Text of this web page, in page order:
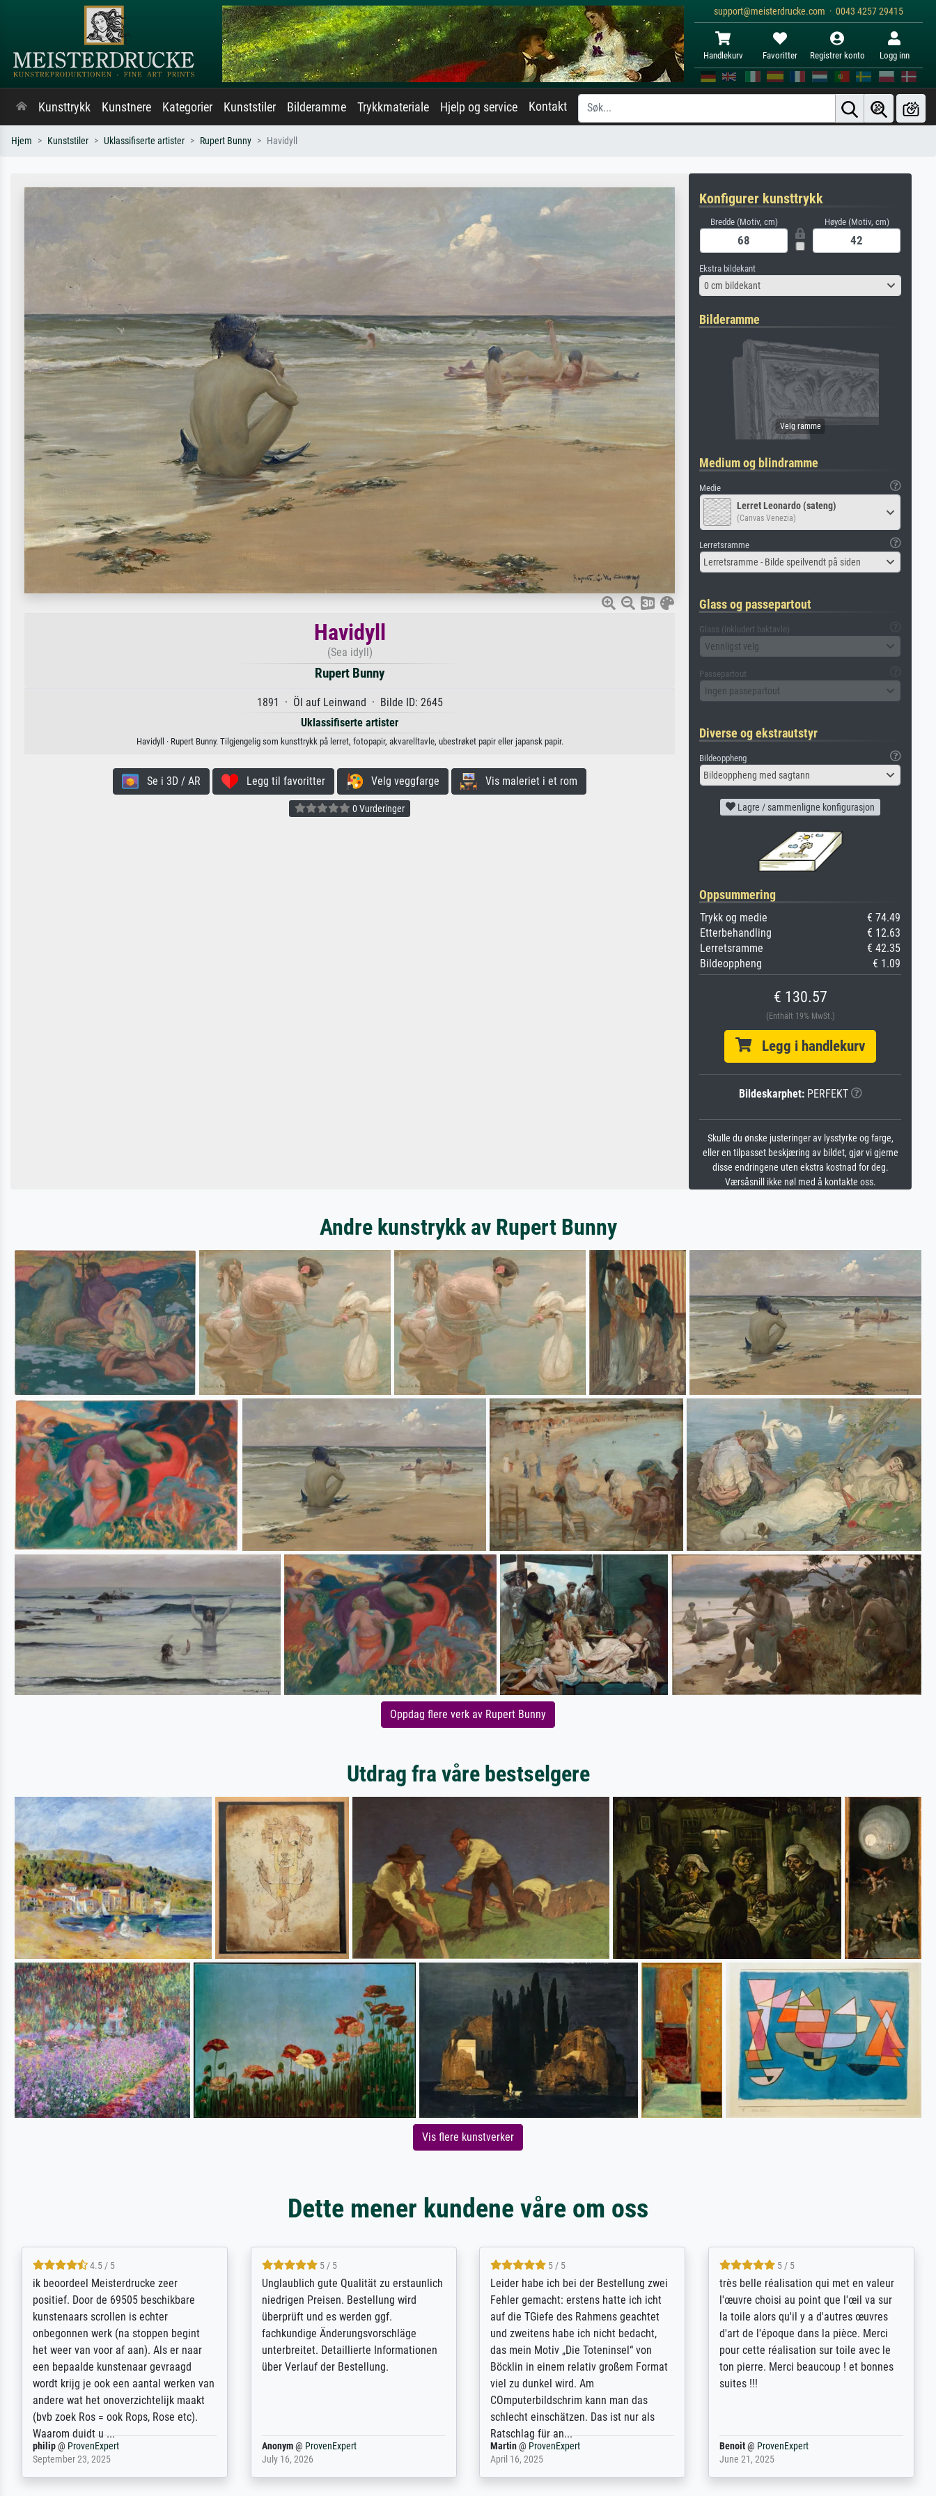
support@meisterdrucke.com · 0043 4257 29415
Handlekurv Favoritter Registrer konto Logg inn
Kunsttrykk Kunstnere Kategorier Kunststiler Bilderamme Trykkmateriale Hjelp og service Kontakt
Hjem Kunststiler Uklassifiserte artister Rupert Bunny Havidyll
Havidyll
(Sea idyll)
Rupert Bunny
1891 · Öl auf Leinwand · Bilde ID: 2645
Uklassifiserte artister
Havidyll · Rupert Bunny. Tilgjengelig som kunsttrykk på lerret, fotopapir, akvarelltavle, ubestrøket papir eller japansk papir.
Se i 3D / AR Legg til favoritter Velg veggfarge Vis maleriet i et rom
0 Vurderinger
Konfigurer kunsttrykk
Bredde (Motiv, cm) Høyde (Motiv, cm)
Ekstra bildekant
0 cm bildekant
Bilderamme
Medium og blindramme
Medie
Lerret Leonardo (sateng)
(Canvas Venezia)
Lerretsramme
Lerretsramme - Bilde speilvendt på siden
Glass og passepartout
Glass (inkludert baktavle)
Vennligst velg
Passepartout
Ingen passepartout
Diverse og ekstrautstyr
Bildeoppheng
Bildeoppheng med sagtann
Lagre / sammenligne konfigurasjon
Oppsummering
Trykk og medie
€ 74.49
Etterbehandling
€ 12.63
Lerretsramme
€ 42.35
Bildeoppheng
€ 1.09
€ 130.57
(Enthält 19% MwSt.)
Legg i handlekurv
Bildeskarphet:PERFEKT
Skulle du ønske justeringer av lysstyrke og farge,
eller en tilpasset beskjæring av bildet, gjør vi gjerne
disse endringene uten ekstra kostnad for deg.
Værsåsnill ikke nøl med å kontakte oss.
Andre kunstrykk av Rupert Bunny
Oppdag flere verk av Rupert Bunny
Utdrag fra våre bestselgere
Vis flere kunstverker
Dette mener kundene våre om oss
5 / 5
Die Zufriedenheit ist auch nicht dadurch
getrübt, dass das Bild entgegen einer
angegebenen Lieferanschrift (sollte
eine Überraschung für die normannische
Ehefrau sein zum Hochzeits- gleichzeitig
auch Geburtstag sein) doch nach zu
Hause zugestellt wurde.
Jürgen@ProvenExpert
April 22, 2026
5 / 5
Excellent / Highly recommended. The
selection, ordering and payment process
were easy, shipping was efficient and
the item itself exceeds expectations. I
am based in the UK and found the site
searching for a specific print - I am very
SJL@ProvenExpert
December 2, 2025
5 / 5
The team at Meisterdrucke strives to
meet its clients demands, and provides
expert advice on how to obtain the best
results for the prints requested by the
client. The company has a vast
repertoire of prints to choose from, and
will provide excellent service also with
regards to prints which are not in that
repertoire. Highly recommended!
Anonym@ProvenExpert
April 22, 2026
5 / 5
eine große Auswahl an Bildern und
deren Reproduktionsmöglichkeiten;
wurde sehr gut durch die einzelnen
Bestellkriterien geführt, verständliche
Erklärungen, z.B. mit Bilddarstellungen,
werde auf jeden Fall meine guten
Erfahrungen weitergeben.
Anonym@ProvenExpert
May 13, 2026